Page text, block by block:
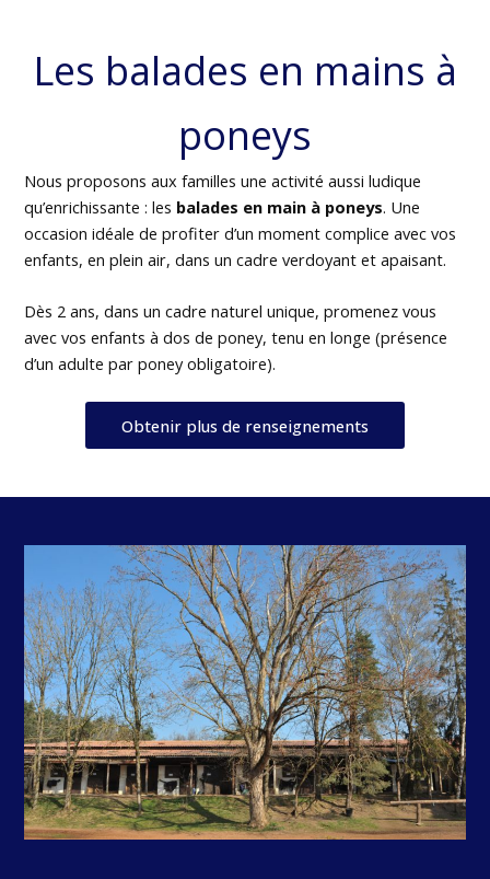
Les balades en mains à
poneys
Nous proposons aux familles une activité aussi ludique
qu’enrichissante : les balades en main à poneys. Une
occasion idéale de profiter d’un moment complice avec vos
enfants, en plein air, dans un cadre verdoyant et apaisant.
Dès 2 ans, dans un cadre naturel unique, promenez vous
avec vos enfants à dos de poney, tenu en longe (présence
d’un adulte par poney obligatoire).
Obtenir plus de renseignements